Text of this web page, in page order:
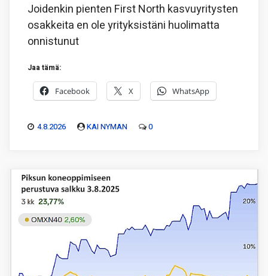
Joidenkin pienten First North kasvuyritysten
osakkeita en ole yrityksistäni huolimatta
onnistunut
Jaa tämä:
Facebook X WhatsApp
4.8.2026 KAI NYMAN 0